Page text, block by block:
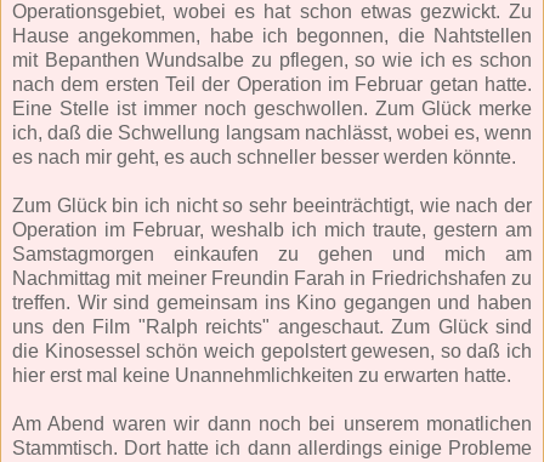
Operationsgebiet, wobei es hat schon etwas gezwickt. Zu
Hause angekommen, habe ich begonnen, die Nahtstellen
mit Bepanthen Wundsalbe zu pflegen, so wie ich es schon
nach dem ersten Teil der Operation im Februar getan hatte.
Eine Stelle ist immer noch geschwollen. Zum Glück merke
ich, daß die Schwellung langsam nachlässt, wobei es, wenn
es nach mir geht, es auch schneller besser werden könnte.
Zum Glück bin ich nicht so sehr beeinträchtigt, wie nach der
Operation im Februar, weshalb ich mich traute, gestern am
Samstagmorgen einkaufen zu gehen und mich am
Nachmittag mit meiner Freundin Farah in Friedrichshafen zu
treffen. Wir sind gemeinsam ins Kino gegangen und haben
uns den Film "Ralph reichts" angeschaut. Zum Glück sind
die Kinosessel schön weich gepolstert gewesen, so daß ich
hier erst mal keine Unannehmlichkeiten zu erwarten hatte.
Am Abend waren wir dann noch bei unserem monatlichen
Stammtisch. Dort hatte ich dann allerdings einige Probleme